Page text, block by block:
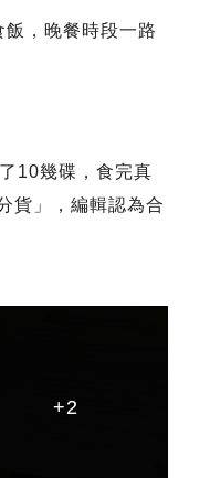
，晚餐時段一路
10幾碟，食完真
貨」，編輯認為合
+2
+2
+2